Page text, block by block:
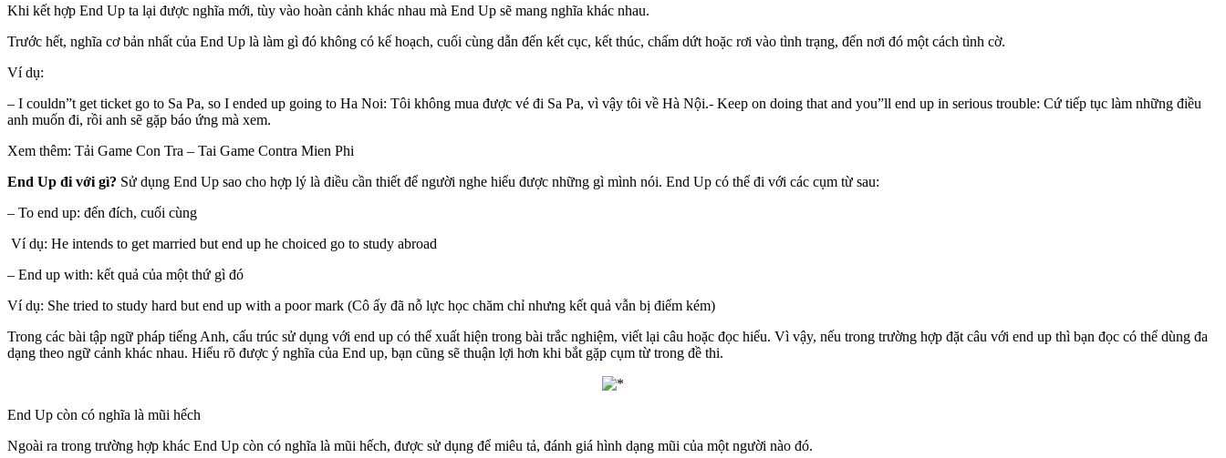
Khi kết hợp End Up ta lại được nghĩa mới, tùy vào hoàn cảnh khác nhau mà End Up sẽ mang nghĩa khác nhau.
Trước hết, nghĩa cơ bản nhất của End Up là làm gì đó không có kế hoạch, cuối cùng dẫn đến kết cục, kết thúc, chấm dứt hoặc rơi vào tình trạng, đến nơi đó một cách tình cờ.
Ví dụ:
– I couldn”t get ticket go to Sa Pa, so I ended up going to Ha Noi: Tôi không mua được vé đi Sa Pa, vì vậy tôi về Hà Nội.- Keep on doing that and you”ll end up in serious trouble: Cứ tiếp tục làm những điều
anh muốn đi, rồi anh sẽ gặp báo ứng mà xem.
Xem thêm: Tải Game Con Tra – Tai Game Contra Mien Phi
End Up đi với gì? Sử dụng End Up sao cho hợp lý là điều cần thiết để người nghe hiểu được những gì mình nói. End Up có thể đi với các cụm từ sau:
– To end up: đến đích, cuối cùng
Ví dụ: He intends to get married but end up he choiced go to study abroad
– End up with: kết quả của một thứ gì đó
Ví dụ: She tried to study hard but end up with a poor mark (Cô ấy đã nỗ lực học chăm chỉ nhưng kết quả vẫn bị điểm kém)
Trong các bài tập ngữ pháp tiếng Anh, cấu trúc sử dụng với end up có thể xuất hiện trong bài trắc nghiệm, viết lại câu hoặc đọc hiểu. Vì vậy, nếu trong trường hợp đặt câu với end up thì bạn đọc có thể dùng đa
dạng theo ngữ cảnh khác nhau. Hiểu rõ được ý nghĩa của End up, bạn cũng sẽ thuận lợi hơn khi bắt gặp cụm từ trong đề thi.
End Up còn có nghĩa là mũi hếch
Ngoài ra trong trường hợp khác End Up còn có nghĩa là mũi hếch, được sử dụng để miêu tả, đánh giá hình dạng mũi của một người nào đó.